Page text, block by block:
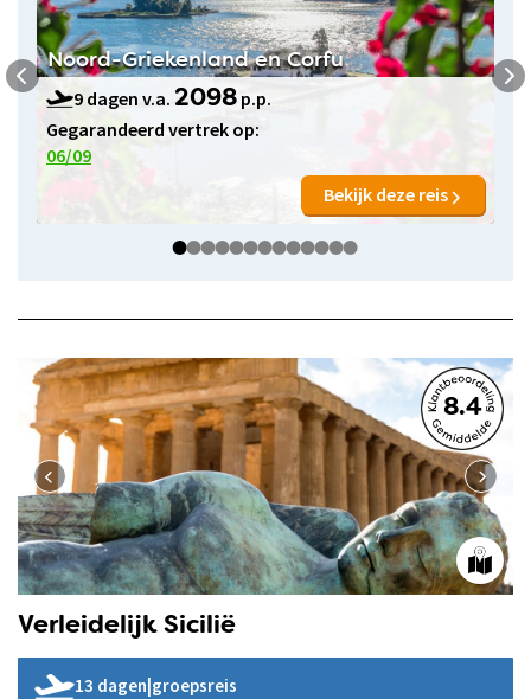
Noord-Griekenland en Corfu
9 dagen v.a. 2098 p.p.
Gegarandeerd vertrek op:
06/09
Bekijk deze reis
8.4
Verleidelijk Sicilië
13 dagen groepsreis